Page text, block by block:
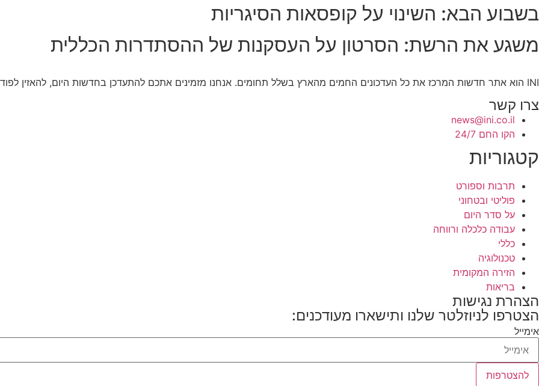
בשבוע הבא: השינוי על קופסאות הסיגריות
משגע את הרשת: הסרטון על העסקנות של ההסתדרות הכללית
INI הוא אתר חדשות המרכז את כל העדכונים החמים מהארץ בשלל תחומים. אנחנו מזמינים אתכם להתעדכן בחדשות היום, להאזין לפודקאסטים, ולקרוא מאמרי דעה.
צרו קשר
news@ini.co.il
הקו החם 24/7
קטגוריות
תרבות וספורט
פוליטי ובטחוני
על סדר היום
עבודה כלכלה ורווחה
כללי
טכנולוגיה
הזירה המקומית
בריאות
הצהרת נגישות
הצטרפו לניוזלטר שלנו ותישארו מעודכנים:
אימייל
להצטרפות